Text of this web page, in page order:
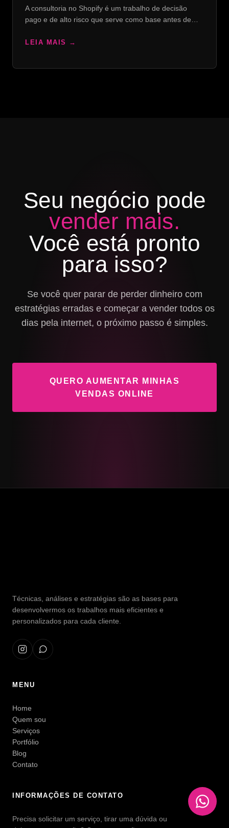
A consultoria no Shopify é um trabalho de decisão
pago e de alto risco que serve como base antes de…
LEIA MAIS
Seu negócio pode
vender mais.
Você está pronto
para isso?
Se você quer parar de perder dinheiro com
estratégias erradas e começar a vender todos os
dias pela internet, o próximo passo é simples.
QUERO AUMENTAR MINHAS
VENDAS ONLINE
Técnicas, análises e estratégias são as bases para
desenvolvermos os trabalhos mais eficientes e
personalizados para cada cliente.
MENU
Home
Quem sou
Serviços
Portfólio
Blog
Contato
INFORMAÇÕES DE CONTATO
Precisa solicitar um serviço, tirar uma dúvida ou